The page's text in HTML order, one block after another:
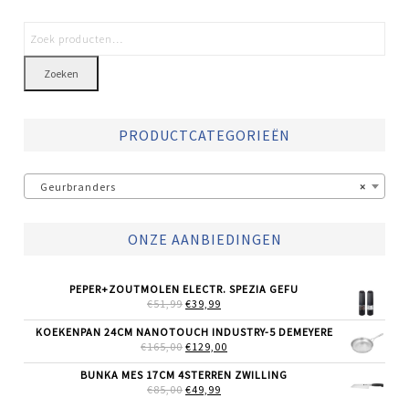
Zoeken
PRODUCTCATEGORIEËN
×
Geurbranders
ONZE AANBIEDINGEN
PEPER+ZOUTMOLEN ELECTR. SPEZIA GEFU
€51,99 OORSPRONKELIJKE
WAS:
€51,99.
€39,99
IS:
€39,99.
KOEKENPAN 24CM NANOTOUCH INDUSTRY-5 DEMEYERE
€165,00 OORSPRONKELIJKE
WAS:
€165,00.
€129,00
IS:
BUNKA MES 17CM 4STERREN ZWILLING
€85,00 OORSPRONKELIJKE
€49,99